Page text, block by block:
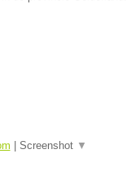
Screenshot ▼